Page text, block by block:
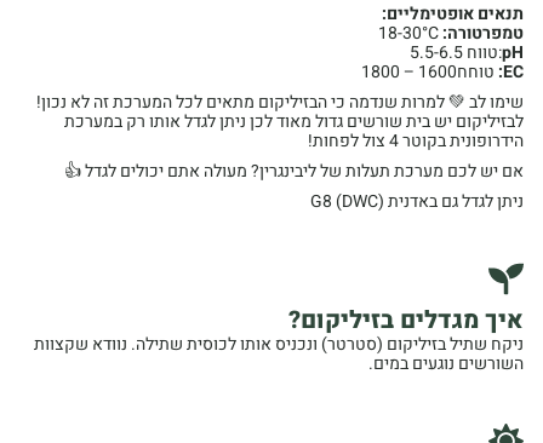
תנאים אופטימליים:
טמפרטורה:
pH:טווח 5.5-6.5
EC: טוחח1600 – 1800
שימו לב 💚 למרות שנדמה כי הבזיליקום מתאים לכל המערכת זה לא נכון!
לבזיליקום יש בית שורשים גדול מאוד לכן ניתן לגדל אותו רק במערכת
הידרופונית בקוטר 4 צול לפחות!
אם יש לכם מערכת תעלות של ליבינגרין? מעולה אתם יכולים לגדל 👍
ניתן לגדל גם באדנית G8 (DWC)
איך מגדלים בזיליקום?
ניקח שתיל בזיליקום (סטרטר) ונכניס אותו לכוסית שתילה. נוודא שקצוות
השורשים נוגעים במים.